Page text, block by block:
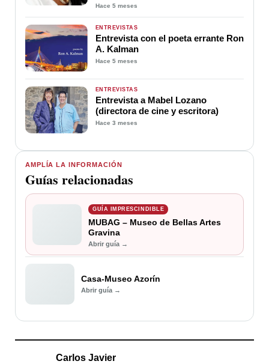
AMPLÍA LA INFORMACIÓN
Guías relacionadas
GUÍA IMPRESCINDIBLE
MUBAG – Museo de Bellas Artes
Gravina
Abrir guía →
Casa-Museo Azorín
Abrir guía →
Hace 5 meses
ENTREVISTAS
Entrevista con el poeta errante Ron
A. Kalman
Hace 5 meses
ENTREVISTAS
Entrevista a Mabel Lozano
(directora de cine y escritora)
Hace 3 meses
Carlos Javier